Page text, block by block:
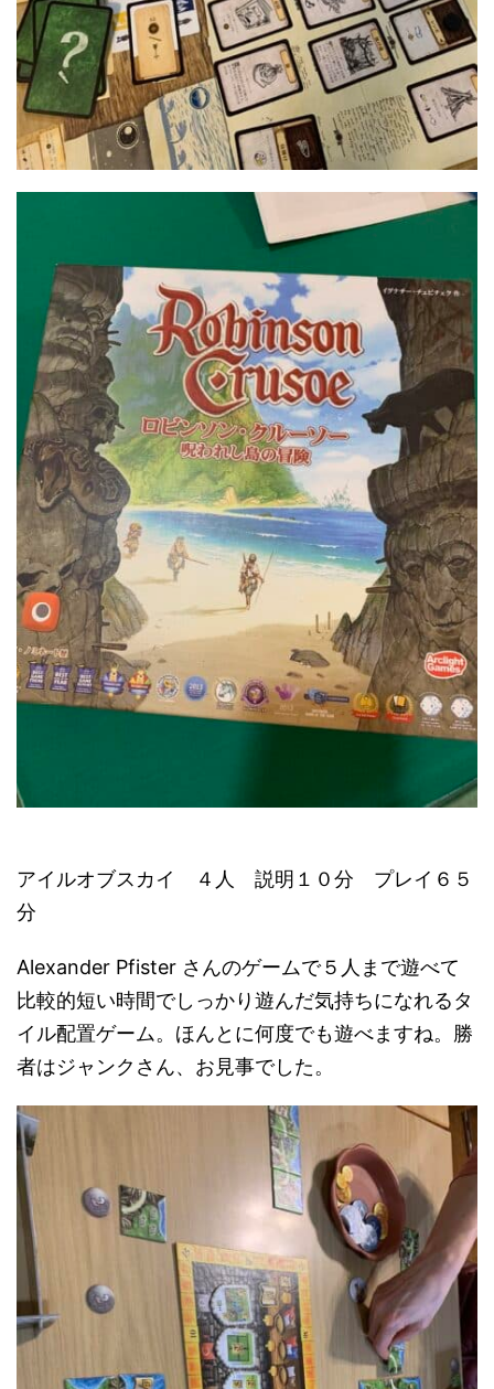
アイルオブスカイ ４人 説明１０分 プレイ６５
分
Alexander Pfister さんのゲームで５人まで遊べて
比較的短い時間でしっかり遊んだ気持ちになれるタ
イル配置ゲーム。ほんとに何度でも遊べますね。勝
者はジャンクさん、お見事でした。